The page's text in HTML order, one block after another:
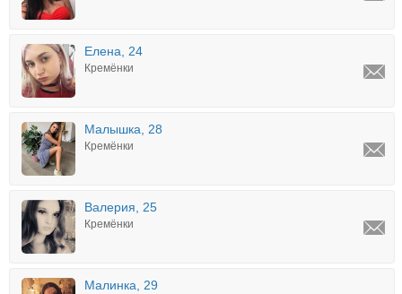
Елена, 24
Кремёнки
Малышка, 28
Кремёнки
Валерия, 25
Кремёнки
Малинка, 29